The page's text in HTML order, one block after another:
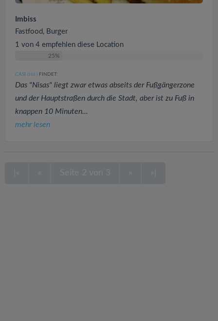
Imbiss
Fastfood, Burger
1 von 4 empfehlen diese Location
25%
CASI (266 ) FINDET:
Das "Nisas" liegt zwar etwas abseits der Fußgängerzone
und der Hauptstraßen durch die Stadt, aber ist zu Fuß in
knappen 10 Minuten...
mehr lesen